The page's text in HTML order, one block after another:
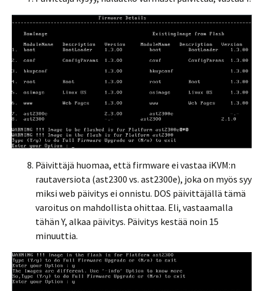
Päivittäjä huomaa, että firmware ei vastaa iKVM:n
rautaversiota (ast2300 vs. ast2300e), joka on myös syy
miksi web päivitys ei onnistu. DOS päivittäjällä tämä
varoitus on mahdollista ohittaa. Eli, vastaamalla
tähän Y, alkaa päivitys. Päivitys kestää noin 15
minuuttia.